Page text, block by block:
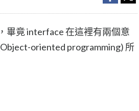
畢竟 interface 在這裡有兩個意
oriented programming) 所